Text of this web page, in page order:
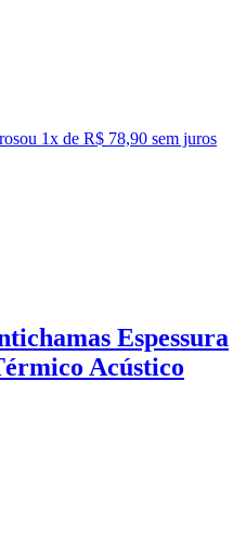
ou 1x de R$ 78,90 sem juros
Espessura
Acústico